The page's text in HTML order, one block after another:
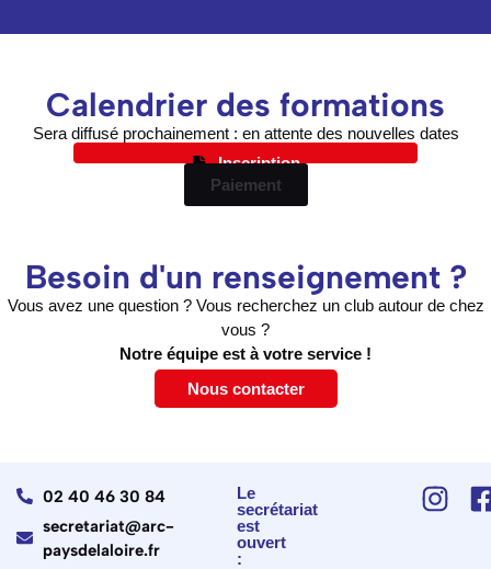
Calendrier des formations
Sera diffusé prochainement : en attente des nouvelles dates
Inscription
Paiement
Besoin d'un renseignement ?
Vous avez une question ? Vous recherchez un club autour de chez
vous ?
Notre équipe est à votre service !
Nous contacter
02 40 46 30 84
secretariat@arc-
paysdelaloire.fr
Le
secrétariat
est
ouvert
: